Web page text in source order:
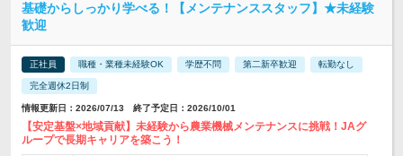
基礎からしっかり学べる！【メンテナンススタッフ】★未経験
歓迎
正社員 職種・業種未経験OK 学歴不問 第二新卒歓迎 転勤なし
完全週休2日制
情報更新日：2026/07/13 終了予定日：2026/10/01
【安定基盤×地域貢献】未経験から農業機械メンテナンスに挑戦！JAグ
ループで長期キャリアを築こう！